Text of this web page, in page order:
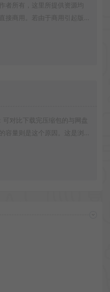
者所有，这里所提供资源均
接商用。若由于商用引起版
对比下载完压缩包的与网盘
容量则是这个原因。这是浏